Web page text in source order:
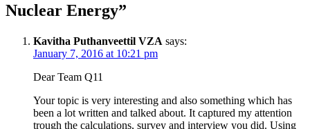
Nuclear Energy”
Kavitha Puthanveettil VZA says:
January 7, 2016 at 10:21 pm
Dear Team Q11
Your topic is very interesting and also something which has
been a lot written and talked about. It captured my attention
trough the calculations, survey and interview you did. Using